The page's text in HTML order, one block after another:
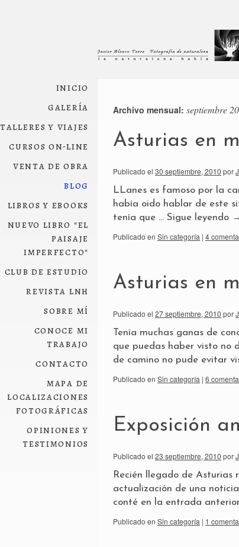
inicio
galería
talleres y viajes
cursos on-line
venta de obra
blog
libros y ebooks
nuevo libro "el
paisaje
imperfecto"
club de estudio
revista lnh
sobre mí
conoce mi
trabajo
contacto
mapa de
localizaciones
fotográficas
opiniones y
testimonios
Archivo mensual: septiembre
Asturias en
Publicado el 30 septiembre, 2010 por
LLanes es famoso por la
había oido hablar de este
tenía que … Sigue leyendo
Publicado en Sin categoría | 4
Asturias en
Publicado el 27 septiembre, 2010 por
Tenía muchas ganas de
que puedas haber visto no
de camino no pude evitar
Publicado en Sin categoría | 6
Exposición
Publicado el 23 septiembre, 2010 por
Recién llegado de Asturias
actualización de una
conté en la entrada
Publicado en Sin categoría | 1